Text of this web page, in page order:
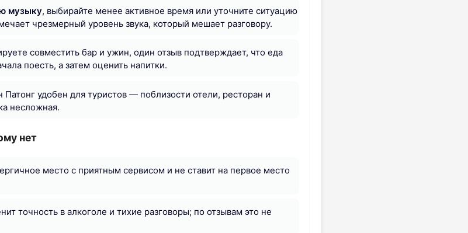
музыку, выбирайте менее активное время или уточните ситуацию
чрезмерный уровень звука, который мешает разговору.
совместить бар и ужин, один отзыв подтверждает, что еда
поесть, а затем оценить напитки.
Патонг удобен для туристов — поблизости отели, ресторан и
несложная.
нет
место с приятным сервисом и не ставит на первое место
точность в алкоголе и тихие разговоры; по отзывам это не